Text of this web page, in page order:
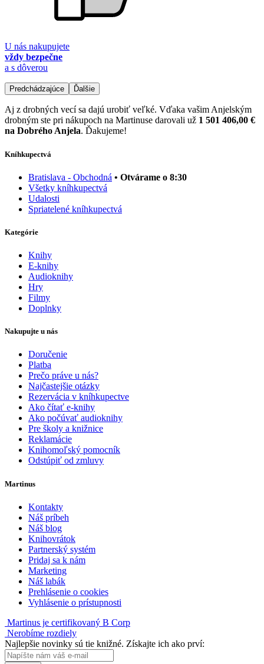
U nás nakupujete
vždy bezpečne
a s dôverou
Predchádzajúce Ďalšie
Aj z drobných vecí sa dajú urobiť veľké. Vďaka vašim Anjelským
drobným ste pri nákupoch na Martinuse darovali už 1 501 406,00 €
na Dobrého Anjela. Ďakujeme!
Kníhkupectvá
Bratislava - Obchodná • Otvárame o 8:30
Všetky kníhkupectvá
Udalosti
Spriatelené kníhkupectvá
Kategórie
Knihy
E-knihy
Audioknihy
Hry
Filmy
Doplnky
Nakupujte u nás
Doručenie
Platba
Prečo práve u nás?
Najčastejšie otázky
Rezervácia v kníhkupectve
Ako čítať e-knihy
Ako počúvať audioknihy
Pre školy a knižnice
Reklamácie
Knihomoľský pomocník
Odstúpiť od zmluvy
Martinus
Kontakty
Náš príbeh
Náš blog
Knihovrátok
Partnerský systém
Pridaj sa k nám
Marketing
Náš labák
Prehlásenie o cookies
Vyhlásenie o prístupnosti
Martinus je certifikovaný B Corp
Nerobíme rozdiely
Najlepšie novinky sú tie knižné. Získajte ich ako prví: